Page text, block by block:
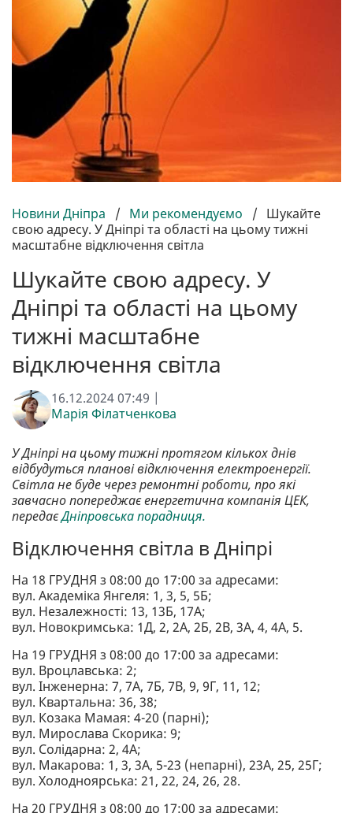
Новини Дніпра / Ми рекомендуємо / Шукайте
свою адресу. У Дніпрі та області на цьому тижні
масштабне відключення світла
Шукайте свою адресу. У
Дніпрі та області на цьому
тижні масштабне
відключення світла
16.12.2024 07:49 |
Марія Філатченкова
У Дніпрі на цьому тижні протягом кількох днів
відбудуться планові відключення електроенергії.
Світла не буде через ремонтні роботи, про які
завчасно попереджає енергетична компанія ЦЕК,
передаєДніпровська порадниця.
Відключення світла в Дніпрі
На 18 ГРУДНЯ з 08:00 до 17:00 за адресами:
вул. Академіка Янгеля: 1, 3, 5, 5Б;
вул. Незалежності: 13, 13Б, 17А;
вул. Новокримська: 1Д, 2, 2А, 2Б, 2В, 3А, 4, 4А, 5.
На 19 ГРУДНЯ з 08:00 до 17:00 за адресами:
вул. Вроцлавська: 2;
вул. Інженерна: 7, 7А, 7Б, 7В, 9, 9Г, 11, 12;
вул. Квартальна: 36, 38;
вул. Козака Мамая: 4-20 (парні);
вул. Мирослава Скорика: 9;
вул. Солідарна: 2, 4А;
вул. Макарова: 1, 3, 3А, 5-23 (непарні), 23А, 25, 25Г;
вул. Холодноярська: 21, 22, 24, 26, 28.
На 20 ГРУДНЯ з 08:00 до 17:00 за адресами: